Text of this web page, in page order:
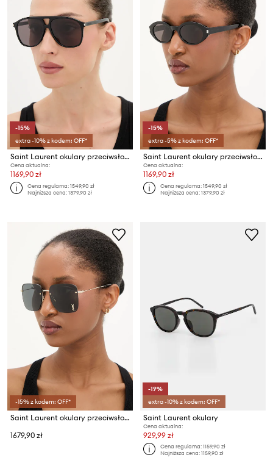
-15%
extra -10% z kodem: OFF*
Saint Laurent okulary przeciwsłoneczne DUNE
Cena aktualna:
1169,90 zł
Cena regularna:1549,90 zł
Najniższa cena:1379,90 zł
-15%
extra -5% z kodem: OFF*
Saint Laurent okulary przeciwsłoneczne
Cena aktualna:
1169,90 zł
Cena regularna:1549,90 zł
Najniższa cena:1379,90 zł
-15% z kodem: OFF*
Saint Laurent okulary przeciwsłoneczne
1679,90 zł
-19%
extra -10% z kodem: OFF*
Saint Laurent okulary
Cena aktualna:
929,99 zł
Cena regularna:1159,90 zł
Najniższa cena:1159,90 zł